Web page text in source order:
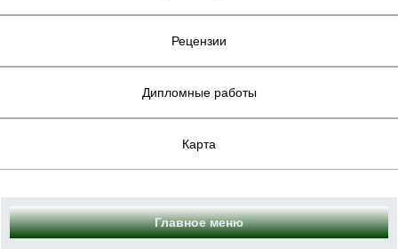
Рецензии
Дипломные работы
Карта
Главное меню